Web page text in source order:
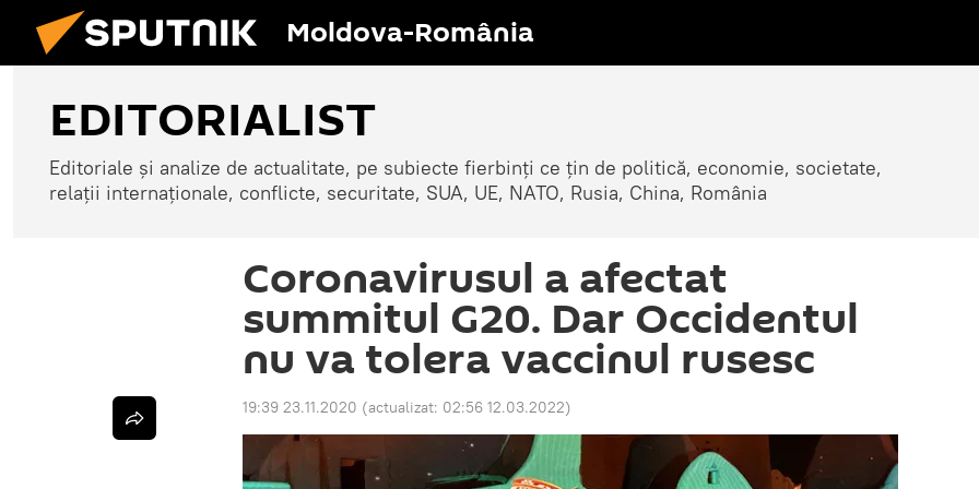
Moldova-România
EDITORIALIST
Editoriale și analize de actualitate, pe subiecte fierbinți ce țin de politică, economie, societate,
relații internaționale, conflicte, securitate, SUA, UE, NATO, Rusia, China, România
Coronavirusul a afectat
summitul G20. Dar Occidentul
nu va tolera vaccinul rusesc
19:39 23.11.2020 (actualizat: 02:56 12.03.2022)